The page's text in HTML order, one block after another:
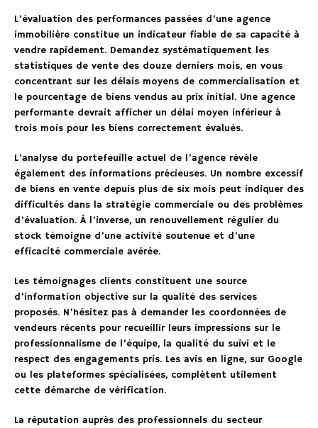
L’évaluation des performances passées d’une agence
immobilière constitue un indicateur fiable de sa capacité à
vendre rapidement. Demandez systématiquement les
statistiques de vente des douze derniers mois, en vous
concentrant sur les délais moyens de commercialisation et
le pourcentage de biens vendus au prix initial. Une agence
performante devrait afficher un délai moyen inférieur à
trois mois pour les biens correctement évalués.
L’analyse du portefeuille actuel de l’agence révèle
également des informations précieuses. Un nombre excessif
de biens en vente depuis plus de six mois peut indiquer des
difficultés dans la stratégie commerciale ou des problèmes
d’évaluation. À l’inverse, un renouvellement régulier du
stock témoigne d’une activité soutenue et d’une
efficacité commerciale avérée.
Les témoignages clients constituent une source
d’information objective sur la qualité des services
proposés. N’hésitez pas à demander les coordonnées de
vendeurs récents pour recueillir leurs impressions sur le
professionnalisme de l’équipe, la qualité du suivi et le
respect des engagements pris. Les avis en ligne, sur Google
ou les plateformes spécialisées, complètent utilement
cette démarche de vérification.
La réputation auprès des professionnels du secteur